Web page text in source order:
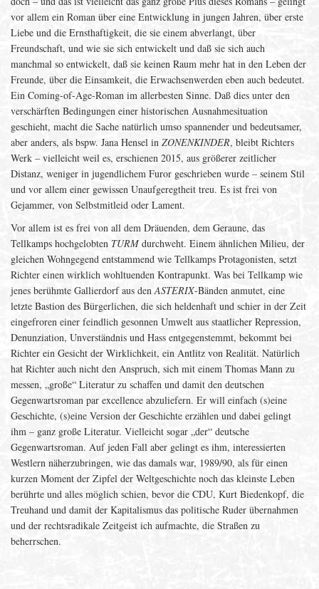
vor allem ein Roman über eine Entwicklung in jungen Jahren, über erste
Liebe und die Ernsthaftigkeit, die sie einem abverlangt, über
Freundschaft, und wie sie sich entwickelt und daß sie sich auch
manchmal so entwickelt, daß sie keinen Raum mehr hat in den Leben der
Freunde, über die Einsamkeit, die Erwachsenwerden eben auch bedeutet.
Ein Coming-of-Age-Roman im allerbesten Sinne. Daß dies unter den
verschärften Bedingungen einer historischen Ausnahmesituation
geschieht, macht die Sache natürlich umso spannender und bedeutsamer,
aber anders, als bspw. Jana Hensel in ZONENKINDER, bleibt Richters
Werk – vielleicht weil es, erschienen 2015, aus größerer zeitlicher
Distanz, weniger in jugendlichem Furor geschrieben wurde – seinem Stil
und vor allem einer gewissen Unaufgeregtheit treu. Es ist frei von
Gejammer, von Selbstmitleid oder Lament.
Vor allem ist es frei von all dem Dräuenden, dem Geraune, das
Tellkamps hochgelobten TURM durchweht. Einem ähnlichen Milieu, der
gleichen Wohngegend entstammend wie Tellkamps Protagonisten, setzt
Richter einen wirklich wohltuenden Kontrapunkt. Was bei Tellkamp wie
jenes berühmte Gallierdorf aus denASTERIX-Bänden anmutet, eine
letzte Bastion des Bürgerlichen, die sich heldenhaft und schier in der Zeit
eingefroren einer feindlich gesonnen Umwelt aus staatlicher Repression,
Denunziation, Unverständnis und Hass entgegenstemmt, bekommt bei
Richter ein Gesicht der Wirklichkeit, ein Antlitz von Realität. Natürlich
hat Richter auch nicht den Anspruch, sich mit einem Thomas Mann zu
messen, „große“ Literatur zu schaffen und damit den deutschen
Gegenwartsroman par excellence abzuliefern. Er will einfach (s)eine
Geschichte, (s)eine Version der Geschichte erzählen und dabei gelingt
ihm – ganz große Literatur. Vielleicht sogar „der“ deutsche
Gegenwartsroman. Auf jeden Fall aber gelingt es ihm, interessierten
Westlern näherzubringen, wie das damals war, 1989/90, als für einen
kurzen Moment der Zipfel der Weltgeschichte noch das kleinste Leben
berührte und alles möglich schien, bevor die CDU, Kurt Biedenkopf, die
Treuhand und damit der Kapitalismus das politische Ruder übernahmen
und der rechtsradikale Zeitgeist ich aufmachte, die Straßen zu
beherrschen.